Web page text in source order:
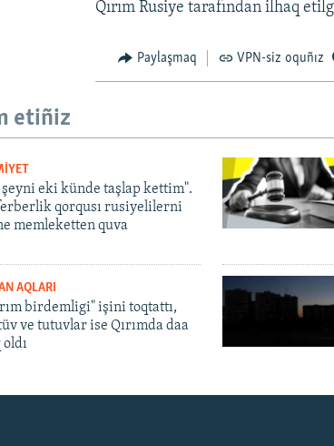
Qırım Rusiye tarafından ilhaq
Paylaşmaq VPN-siz oquñız
etiñiz
şeyni eki künde taşlap kettim".
qorqusı rusiyelilerni
memleketten quva
AQLARI
birdemligi" işini toqtattı,
ve tutuvlar ise Qırımda daa
oldı